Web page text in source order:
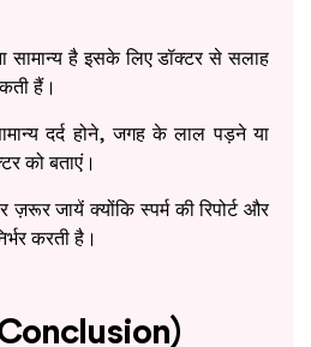
सामान्य है इसके लिए डॉक्टर से सलाह
हैं।
दर्द होने, जगह के लाल पड़ने या
को बताएं।
जायें क्योंकि स्पर्म की रिपोर्ट और
करती है।
(Conclusion)